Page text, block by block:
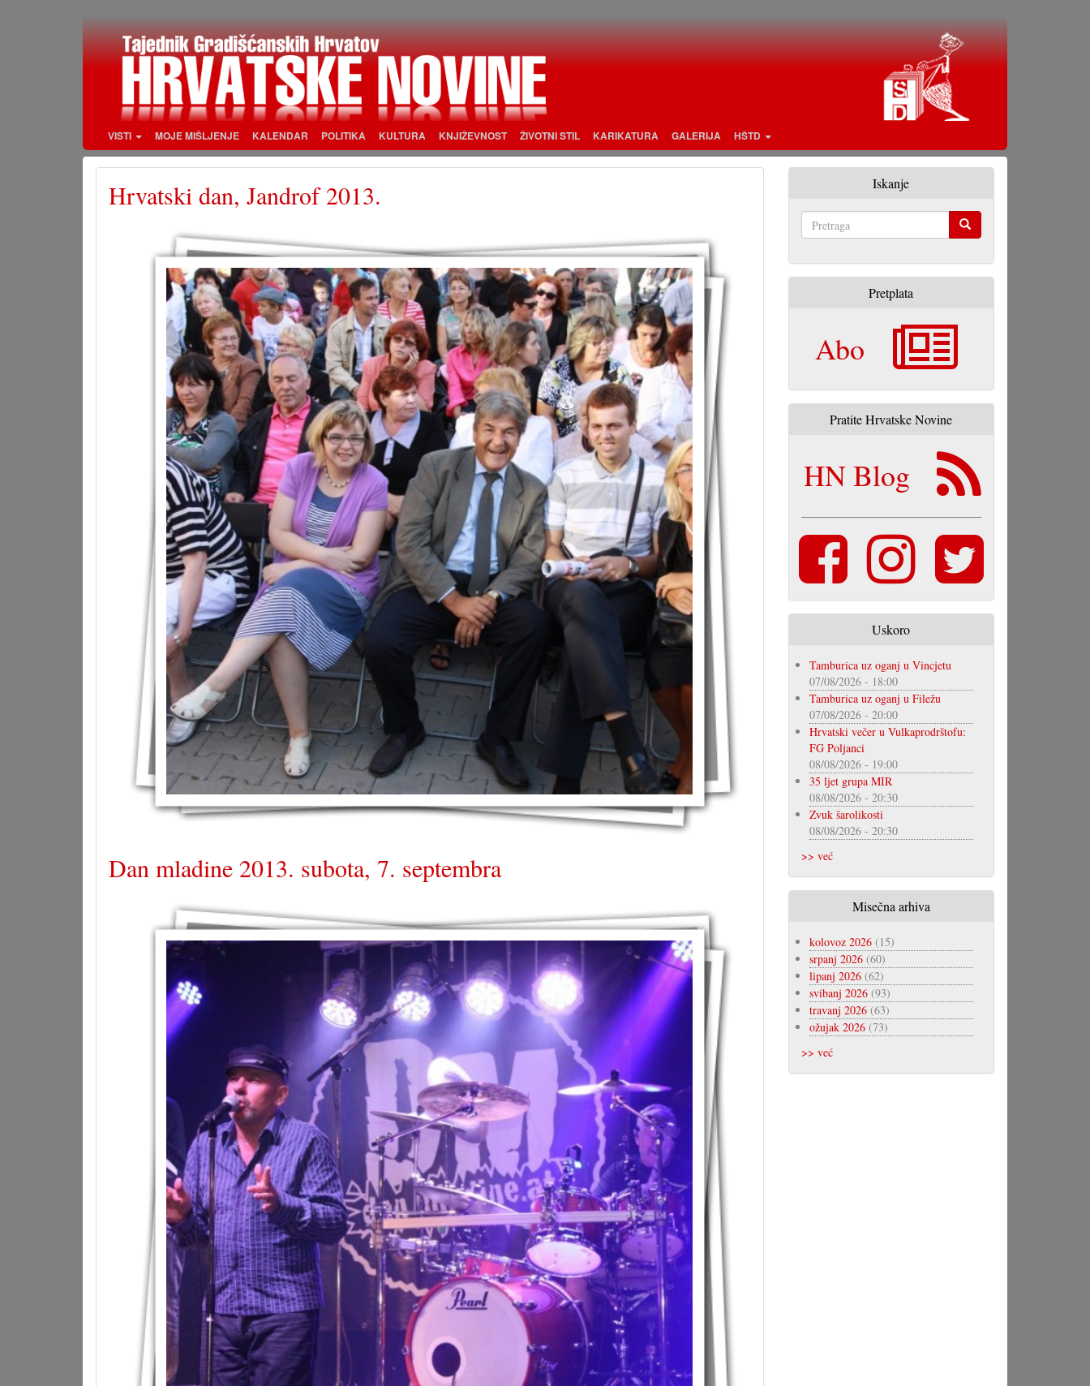
VISTI MOJE MIŠLJENJE KALENDAR POLITIKA KULTURA KNJIŽEVNOST ŽIVOTNI STIL KARIKATURA GALERIJA HŠTD
Hrvatski dan, Jandrof 2013.
Dan mladine 2013. subota, 7. septembra
Iskanje
Pretplata
Abo
Pratite Hrvatske Novine
HN Blog
Uskoro
Tamburica uz oganj u Vincjetu
07/08/2026 - 18:00
Tamburica uz oganj u Filežu
07/08/2026 - 20:00
Hrvatski večer u Vulkaprodrštofu:
FG Poljanci
08/08/2026 - 19:00
35 ljet grupa MIR
08/08/2026 - 20:30
Zvuk šarolikosti
08/08/2026 - 20:30
>> već
Misečna arhiva
kolovoz 2026(15)
srpanj 2026(60)
lipanj 2026(62)
svibanj 2026(93)
travanj 2026(63)
ožujak 2026(73)
>> već